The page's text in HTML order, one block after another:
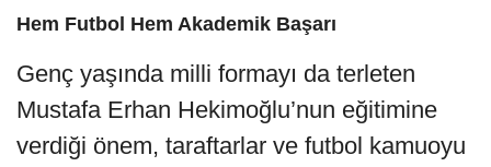
Hem Futbol Hem Akademik Başarı
Genç yaşında milli formayı da terleten
Mustafa Erhan Hekimoğlu’nun eğitimine
verdiği önem, taraftarlar ve futbol kamuoyu